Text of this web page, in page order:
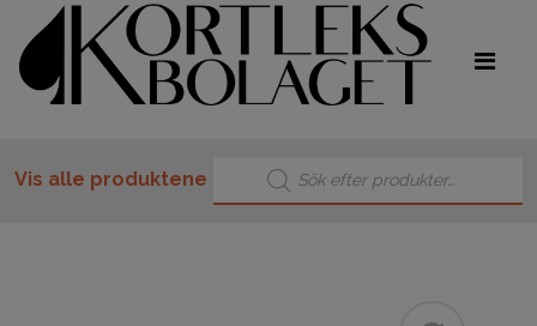
Vis alle produktene
Products search